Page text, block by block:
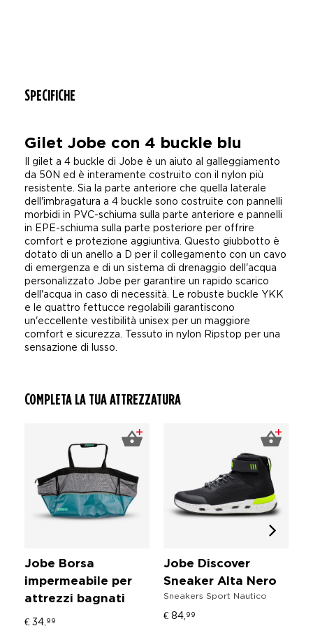
SPECIFICHE
Gilet Jobe con 4 buckle blu
Il gilet a 4 buckle di Jobe è un aiuto al galleggiamento
da 50N ed è interamente costruito con il nylon più
resistente. Sia la parte anteriore che quella laterale
dell'imbragatura a 4 buckle sono costruite con pannelli
morbidi in PVC-schiuma sulla parte anteriore e pannelli
in EPE-schiuma sulla parte posteriore per offrire
comfort e protezione aggiuntiva. Questo giubbotto è
dotato di un anello a D per il collegamento con un cavo
di emergenza e di un sistema di drenaggio dell'acqua
personalizzato Jobe per garantire un rapido scarico
dell'acqua in caso di necessità. Le robuste buckle YKK
e le quattro fettucce regolabili garantiscono
un'eccellente vestibilità unisex per un maggiore
comfort e sicurezza. Tessuto in nylon Ripstop per una
sensazione di lusso.
COMPLETA LA TUA ATTREZZATURA
Jobe Borsa
impermeabile per
attrezzi bagnati
€ 34, 99
Jobe Discover
Sneaker Alta Nero
Sneakers Sport Nautico
€ 84, 99